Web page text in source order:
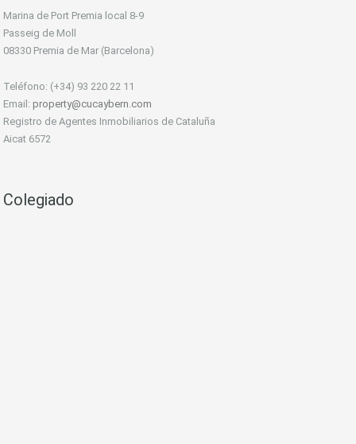
Marina de Port Premia local 8-9
Passeig de Moll
08330 Premia de Mar (Barcelona)
Teléfono: (+34) 93 220 22 11
Email: property@cucaybern.com
Registro de Agentes Inmobiliarios de Cataluña
Aicat 6572
Colegiado